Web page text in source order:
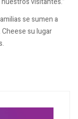
se sumen a
su lugar